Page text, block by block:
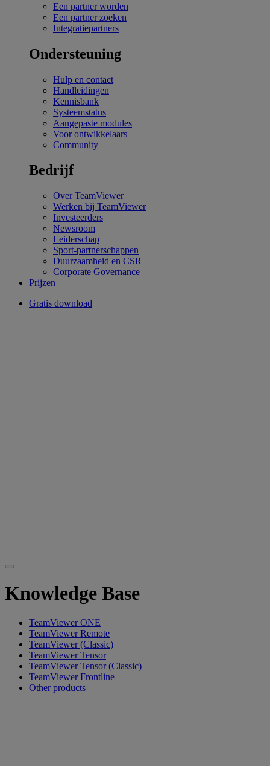
Een partner worden
Een partner zoeken
Integratiepartners
Ondersteuning
Hulp en contact
Handleidingen
Kennisbank
Systeemstatus
Aangepaste modules
Voor ontwikkelaars
Community
Bedrijf
Over TeamViewer
Werken bij TeamViewer
Investeerders
Newsroom
Leiderschap
Sport-partnerschappen
Duurzaamheid en CSR
Corporate Governance
Prijzen
Gratis download
Knowledge Base
TeamViewer ONE
TeamViewer Remote
TeamViewer (Classic)
TeamViewer Tensor
TeamViewer Tensor (Classic)
TeamViewer Frontline
Other products